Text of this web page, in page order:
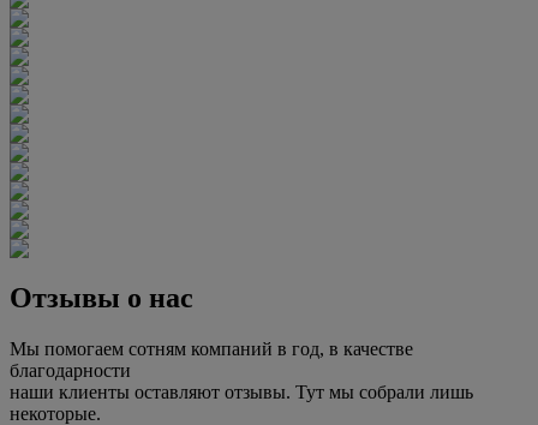
Отзывы о нас
Мы помогаем сотням компаний в год, в качестве
благодарности
наши клиенты оставляют отзывы. Тут мы собрали лишь
некоторые.